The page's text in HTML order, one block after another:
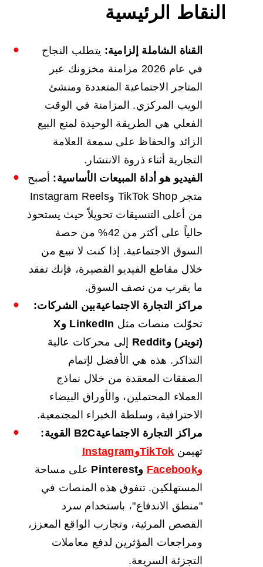
النقاط الرئيسية
القناة الشاملةإلزامية: يتطلب النجاح
في عام 2026 مزامنة مخزونك عبر
المتاجر الاجتماعية المتعددة ومنشئ
الويب المركزي. المزامنة في الوقت
الفعلي هي الطريقة الوحيدة لمنع البيع
الزائد والحفاظ على سمعة العلامة
التجارية أثناء ذروة الانتشار.
الفيديو هو أداة المبيعات الأساسية:أصبح
متجر TikTok Shop وInstagram Reels
من أعلى التنسيقات تحويلاً حيث يستحوذ
حالياً على أكثر من 42% من حصة
السوق الاجتماعية. إذا كنت لا تبيع من
خلال مقاطع الفيديو القصيرة، فإنك تفقد
ما يقرب من نصف السوق.
مراكز التجارة الاجتماعيةبين الشركات:
تحوّلت منصات مثل
LinkedIn وX
(تويتر) وReddit
إلى محركات عالية
التذاكر. هذه هي الأفضل لإتمام
الصفقات المعقدة من خلال نماذج
العملاء المحتملين، والأوراق البيضاء
الاحترافية، وسلطة الخبراء المجتمعية.
مراكز التجارة الاجتماعيةB2Cالقوية:
تهيمنTikTok وInstagram
وPinterest
على مساحة
المستهلكين. تتفوق هذه المنصات في
"منطق الاندفاع"، باستخدام سرد
القصص المرئية، وتجارب الواقع المعزز،
ومراجعات المؤثرين لدفع معاملات
التجزئة السريعة.